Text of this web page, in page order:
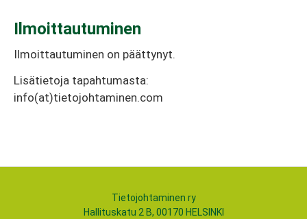
Ilmoittautuminen
Ilmoittautuminen on päättynyt.
Lisätietoja tapahtumasta:
info(at)tietojohtaminen.com
Tietojohtaminen ry
Hallituskatu 2 B, 00170 HELSINKI